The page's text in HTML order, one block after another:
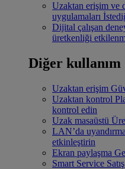
Uzaktan erişim ve
uygulamaları
Dijital çalışan
üretkenliği
Diğer kullanım
Uzaktan erişim
Uzaktan kontrol
kontrol edin
Uzak masaüstü
LAN’da uyandırma
etkinleştirin
Ekran paylaşma
Smart Service